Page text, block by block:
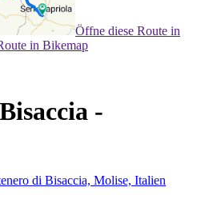
Öffne diese Route in
in Bikemap
-
di Bisaccia, Molise, Italien